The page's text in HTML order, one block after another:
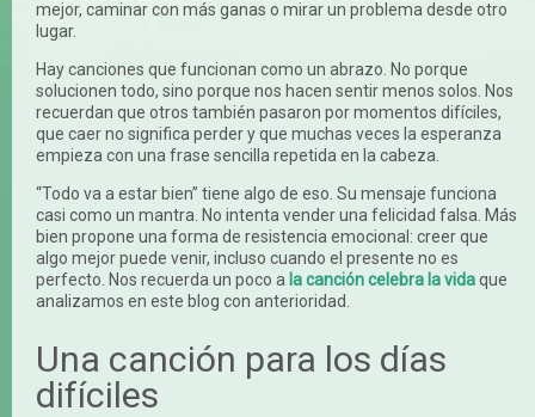
mejor, caminar con más ganas o mirar un problema desde otro
lugar.
Hay canciones que funcionan como un abrazo. No porque
solucionen todo, sino porque nos hacen sentir menos solos. Nos
recuerdan que otros también pasaron por momentos difíciles,
que caer no significa perder y que muchas veces la esperanza
empieza con una frase sencilla repetida en la cabeza.
“Todo va a estar bien” tiene algo de eso. Su mensaje funciona
casi como un mantra. No intenta vender una felicidad falsa. Más
bien propone una forma de resistencia emocional: creer que
algo mejor puede venir, incluso cuando el presente no es
perfecto. Nos recuerda un poco a la canción celebra la vidaque
analizamos en este blog con anterioridad.
Una canción para los días
difíciles